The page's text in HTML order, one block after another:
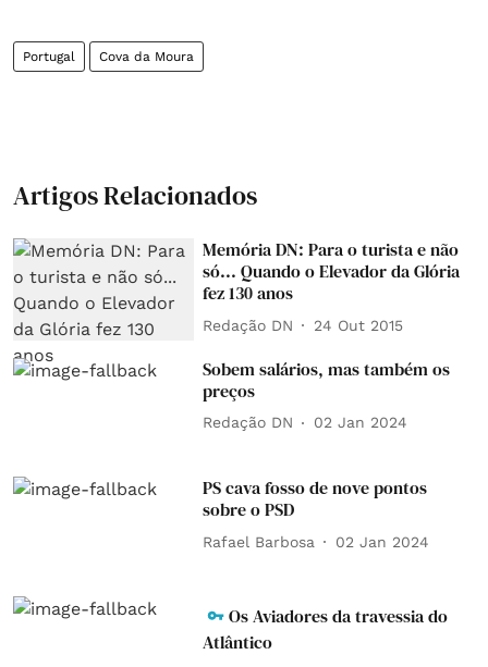
Portugal Cova da Moura
Artigos Relacionados
Memória DN: Para o turista e não
só... Quando o Elevador da Glória
fez 130 anos
Redação DN 24 Out 2015
Sobem salários, mas também os
preços
Redação DN 02 Jan 2024
PS cava fosso de nove pontos
sobre o PSD
Rafael Barbosa 02 Jan 2024
Os Aviadores da travessia do
Atlântico